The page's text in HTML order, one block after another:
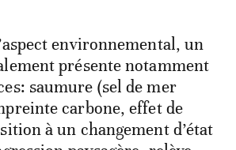
environnemental, un
présente notamment
saumure (sel de mer
carbone, effet de
à un changement d’état